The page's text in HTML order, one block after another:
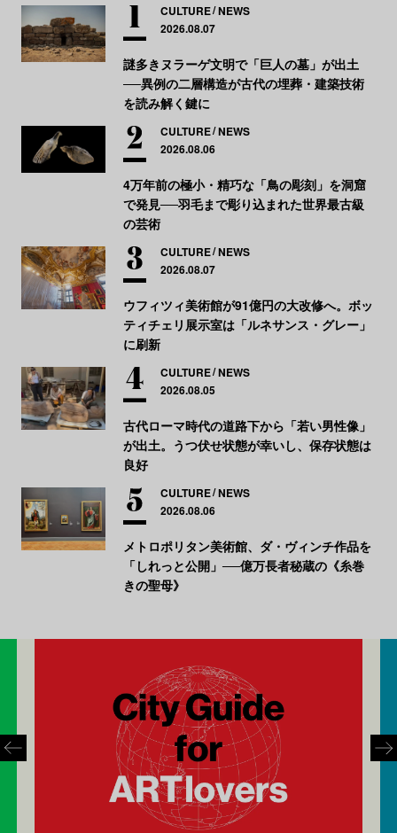
CULTURE NEWS
2026.08.07
謎多きヌラーゲ文明で「巨人の墓」が出土
──異例の二層構造が古代の埋葬・建築技術
を読み解く鍵に
CULTURE NEWS
2026.08.06
4万年前の極小・精巧な「鳥の彫刻」を洞窟
で発見──羽毛まで彫り込まれた世界最古級
の芸術
CULTURE NEWS
2026.08.07
ウフィツィ美術館が91億円の大改修へ。ボッ
ティチェリ展示室は「ルネサンス・グレー」
に刷新
CULTURE NEWS
2026.08.05
古代ローマ時代の道路下から「若い男性像」
が出土。うつ伏せ状態が幸いし、保存状態は
良好
CULTURE NEWS
2026.08.06
メトロポリタン美術館、ダ・ヴィンチ作品を
「しれっと公開」──億万長者秘蔵の《糸巻
きの聖母》